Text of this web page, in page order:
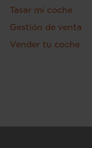
Tasar mi coche
Gestión de venta
Vender tu coche